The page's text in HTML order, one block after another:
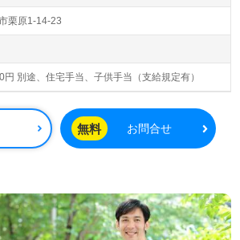
栗原1-14-23
別途、住宅手当、子供手当（支給規定有）
無料 お問合せ